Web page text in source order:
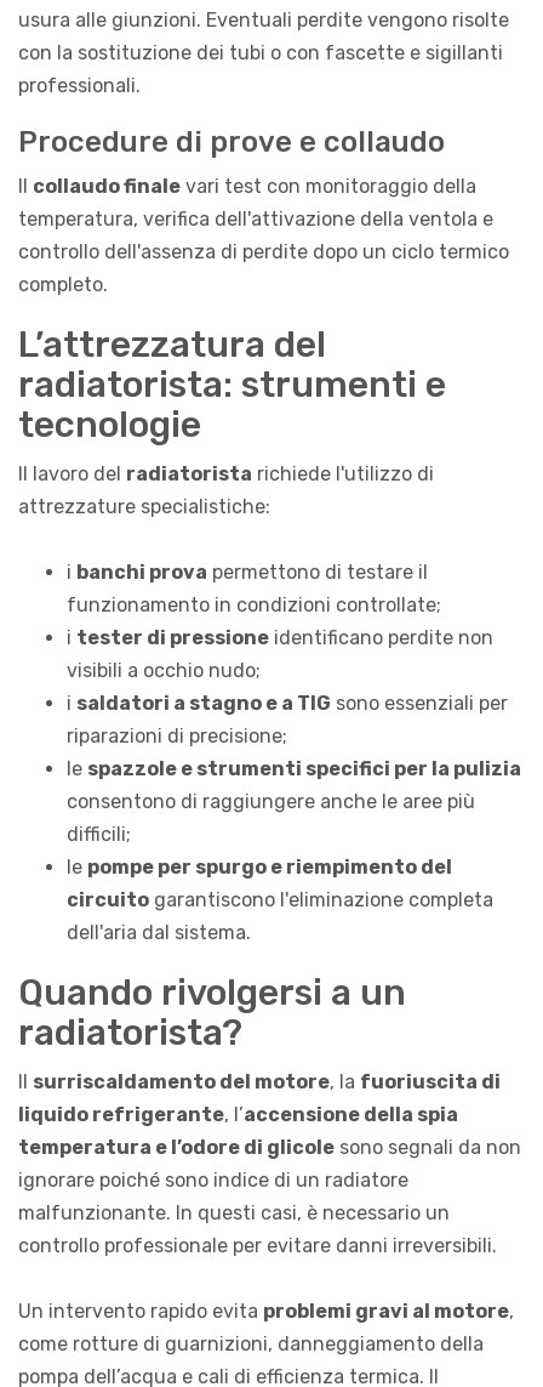
usura alle giunzioni. Eventuali perdite vengono risolte
con la sostituzione dei tubi o con fascette e sigillanti
professionali.
Procedure di prove e collaudo
Il collaudo finale vari test con monitoraggio della
temperatura, verifica dell'attivazione della ventola e
controllo dell'assenza di perdite dopo un ciclo termico
completo.
L’attrezzatura del
radiatorista: strumenti e
tecnologie
Il lavoro del radiatorista richiede l'utilizzo di
attrezzature specialistiche:
i banchi prova permettono di testare il
funzionamento in condizioni controllate;
i tester di pressione identificano perdite non
visibili a occhio nudo;
i saldatori a stagno e a TIG sono essenziali per
riparazioni di precisione;
le spazzole e strumenti specifici per la pulizia
consentono di raggiungere anche le aree più
difficili;
le pompe per spurgo e riempimento del
circuito garantiscono l'eliminazione completa
dell'aria dal sistema.
Quando rivolgersi a un
radiatorista?
Il surriscaldamento del motore, la fuoriuscita di
liquido refrigerante, l’accensione della spia
temperatura e l’odore di glicole sono segnali da non
ignorare poiché sono indice di un radiatore
malfunzionante. In questi casi, è necessario un
controllo professionale per evitare danni irreversibili.
Un intervento rapido evita problemi gravi al motore,
come rotture di guarnizioni, danneggiamento della
pompa dell’acqua e cali di efficienza termica. Il